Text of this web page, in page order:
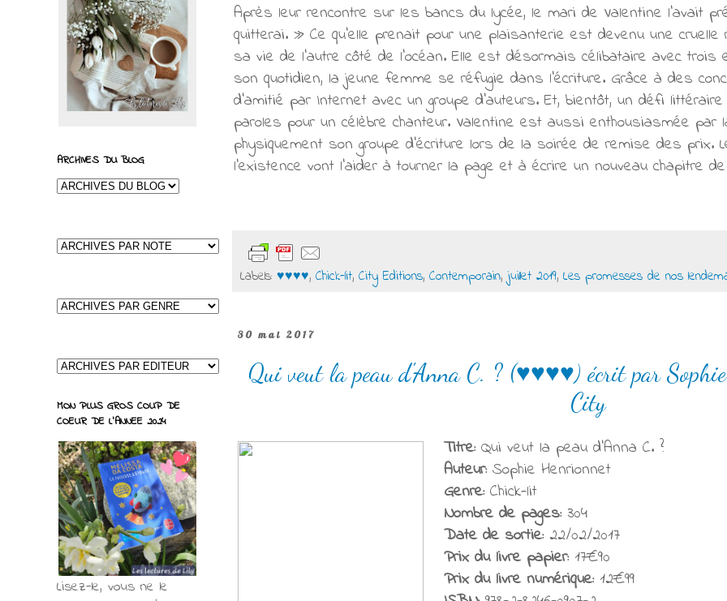
Après leur rencontre sur les bancs du lycée, le mari de Valentine l’avait
quitterai. » Ce qu’elle prenait pour une plaisanterie est devenu une
sa vie de l’autre côté de l’océan. Elle est désormais célibataire avec trois
son quotidien, la jeune femme se réfugie dans l’écriture. Grâce à des
d’amitié par Internet avec un groupe d’auteurs. Et, bientôt, un défi
paroles pour un célèbre chanteur. Valentine est aussi enthousiasmée par
physiquement son groupe d’écriture lors de la soirée de remise des prix.
l’existence vont l’aider à tourner la page et à écrire un nouveau chapitre
Labels: ♥♥♥♥, Chick-lit, City Editions, Contemporain,juillet 2019, Les promesses de nos
30 mai 2017
Qui veut la peau d'Anna C. ? (♥♥♥♥) écrit par
City
Titre: Qui veut la peau d'Anna C. ?
Auteur: Sophie Henrionnet
Genre: Chick-lit
Nombre de pages: 304
Date de sortie: 22/02/2017
Prix du livre papier: 17€90
Prix du livre numérique: 12€99
ARCHIVES DU BLOG
MON PLUS GROS COUP DE
COEUR DE L'ANNEE 2024
Lisez-le, vous ne le